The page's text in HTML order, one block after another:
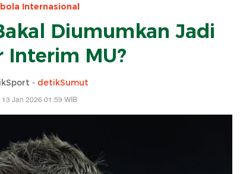
Internasional
Diumumkan Jadi
Interim MU?
- detikSumut
Jan 2026 01:59 WIB